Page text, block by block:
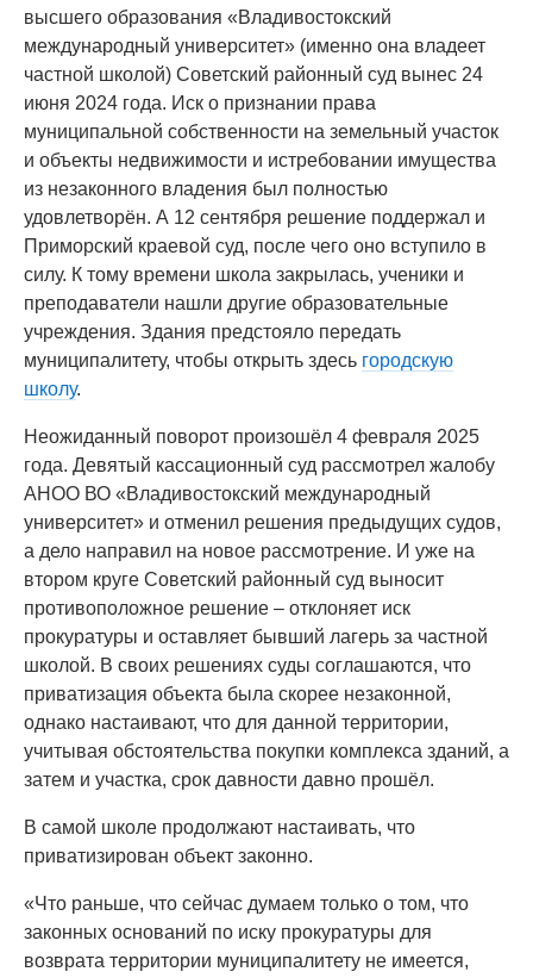
высшего образования «Владивостокский
международный университет» (именно она владеет
частной школой) Советский районный суд вынес 24
июня 2024 года. Иск о признании права
муниципальной собственности на земельный участок
и объекты недвижимости и истребовании имущества
из незаконного владения был полностью
удовлетворён. А 12 сентября решение поддержал и
Приморский краевой суд, после чего оно вступило в
силу. К тому времени школа закрылась, ученики и
преподаватели нашли другие образовательные
учреждения. Здания предстояло передать
муниципалитету, чтобы открыть здесь городскую
школу.
Неожиданный поворот произошёл 4 февраля 2025
года. Девятый кассационный суд рассмотрел жалобу
АНОО ВО «Владивостокский международный
университет» и отменил решения предыдущих судов,
а дело направил на новое рассмотрение. И уже на
втором круге Советский районный суд выносит
противоположное решение – отклоняет иск
прокуратуры и оставляет бывший лагерь за частной
школой. В своих решениях суды соглашаются, что
приватизация объекта была скорее незаконной,
однако настаивают, что для данной территории,
учитывая обстоятельства покупки комплекса зданий, а
затем и участка, срок давности давно прошёл.
В самой школе продолжают настаивать, что
приватизирован объект законно.
«Что раньше, что сейчас думаем только о том, что
законных оснований по иску прокуратуры для
возврата территории муниципалитету не имеется,